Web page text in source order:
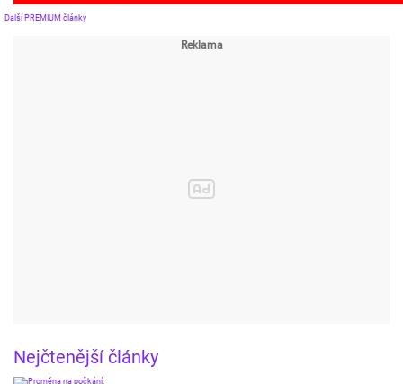
Další PREMIUM články
Nejčtenější články